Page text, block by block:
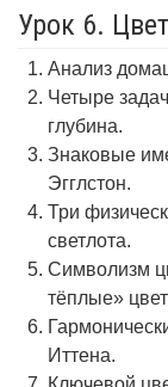
Урок 6.
Анализ
Четыре
глубина.
Знаковые
Эгглстон.
Три
светлота.
Символизм
тёплые»
Иттена.